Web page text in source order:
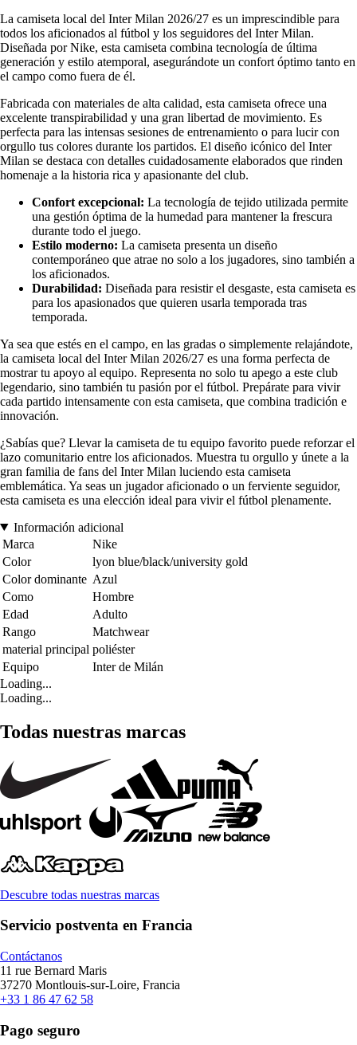
La camiseta local del Inter Milan 2026/27 es un imprescindible para
todos los aficionados al fútbol y los seguidores del Inter Milan.
Diseñada por Nike, esta camiseta combina tecnología de última
generación y estilo atemporal, asegurándote un confort óptimo tanto en
el campo como fuera de él.
Fabricada con materiales de alta calidad, esta camiseta ofrece una
excelente transpirabilidad y una gran libertad de movimiento. Es
perfecta para las intensas sesiones de entrenamiento o para lucir con
orgullo tus colores durante los partidos. El diseño icónico del Inter
Milan se destaca con detalles cuidadosamente elaborados que rinden
homenaje a la historia rica y apasionante del club.
Confort excepcional: La tecnología de tejido utilizada permite
una gestión óptima de la humedad para mantener la frescura
durante todo el juego.
Estilo moderno: La camiseta presenta un diseño
contemporáneo que atrae no solo a los jugadores, sino también a
los aficionados.
Durabilidad: Diseñada para resistir el desgaste, esta camiseta es
para los apasionados que quieren usarla temporada tras
temporada.
Ya sea que estés en el campo, en las gradas o simplemente relajándote,
la camiseta local del Inter Milan 2026/27 es una forma perfecta de
mostrar tu apoyo al equipo. Representa no solo tu apego a este club
legendario, sino también tu pasión por el fútbol. Prepárate para vivir
cada partido intensamente con esta camiseta, que combina tradición e
innovación.
¿Sabías que? Llevar la camiseta de tu equipo favorito puede reforzar el
lazo comunitario entre los aficionados. Muestra tu orgullo y únete a la
gran familia de fans del Inter Milan luciendo esta camiseta
emblemática. Ya seas un jugador aficionado o un ferviente seguidor,
esta camiseta es una elección ideal para vivir el fútbol plenamente.
Información adicional
Marca
Nike
Color
lyon blue/black/university gold
Color dominante Azul
Como
Hombre
Edad
Adulto
Rango
Matchwear
material principal poliéster
Equipo
Inter de Milán
Loading...
Loading...
Todas nuestras marcas
Descubre todas nuestras marcas
Servicio postventa en Francia
Contáctanos
11 rue Bernard Maris
37270 Montlouis-sur-Loire, Francia
+33 1 86 47 62 58
Pago seguro